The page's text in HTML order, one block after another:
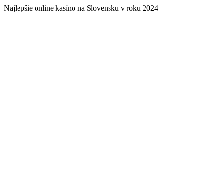
Najlepšie online kasíno na Slovensku v roku 2024